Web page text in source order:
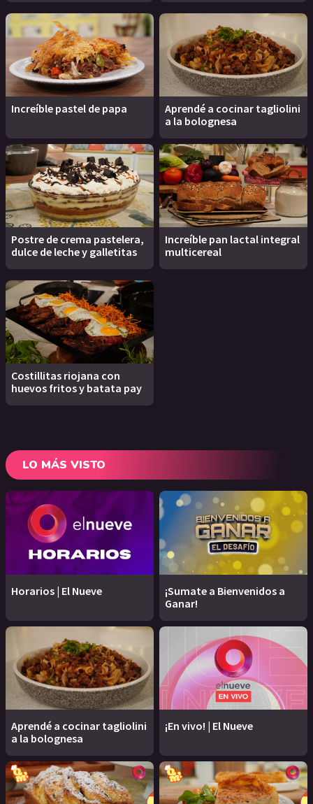
Increíble pastel de papa
Aprendé a cocinar tagliolini
a la bolognesa
Postre de crema pastelera,
dulce de leche y galletitas
Increíble pan lactal integral
multicereal
Costillitas riojana con
huevos fritos y batata pay
LO MÁS VISTO
Horarios | El Nueve
¡Sumate a Bienvenidos a
Ganar!
Aprendé a cocinar tagliolini
a la bolognesa
¡En vivo! | El Nueve